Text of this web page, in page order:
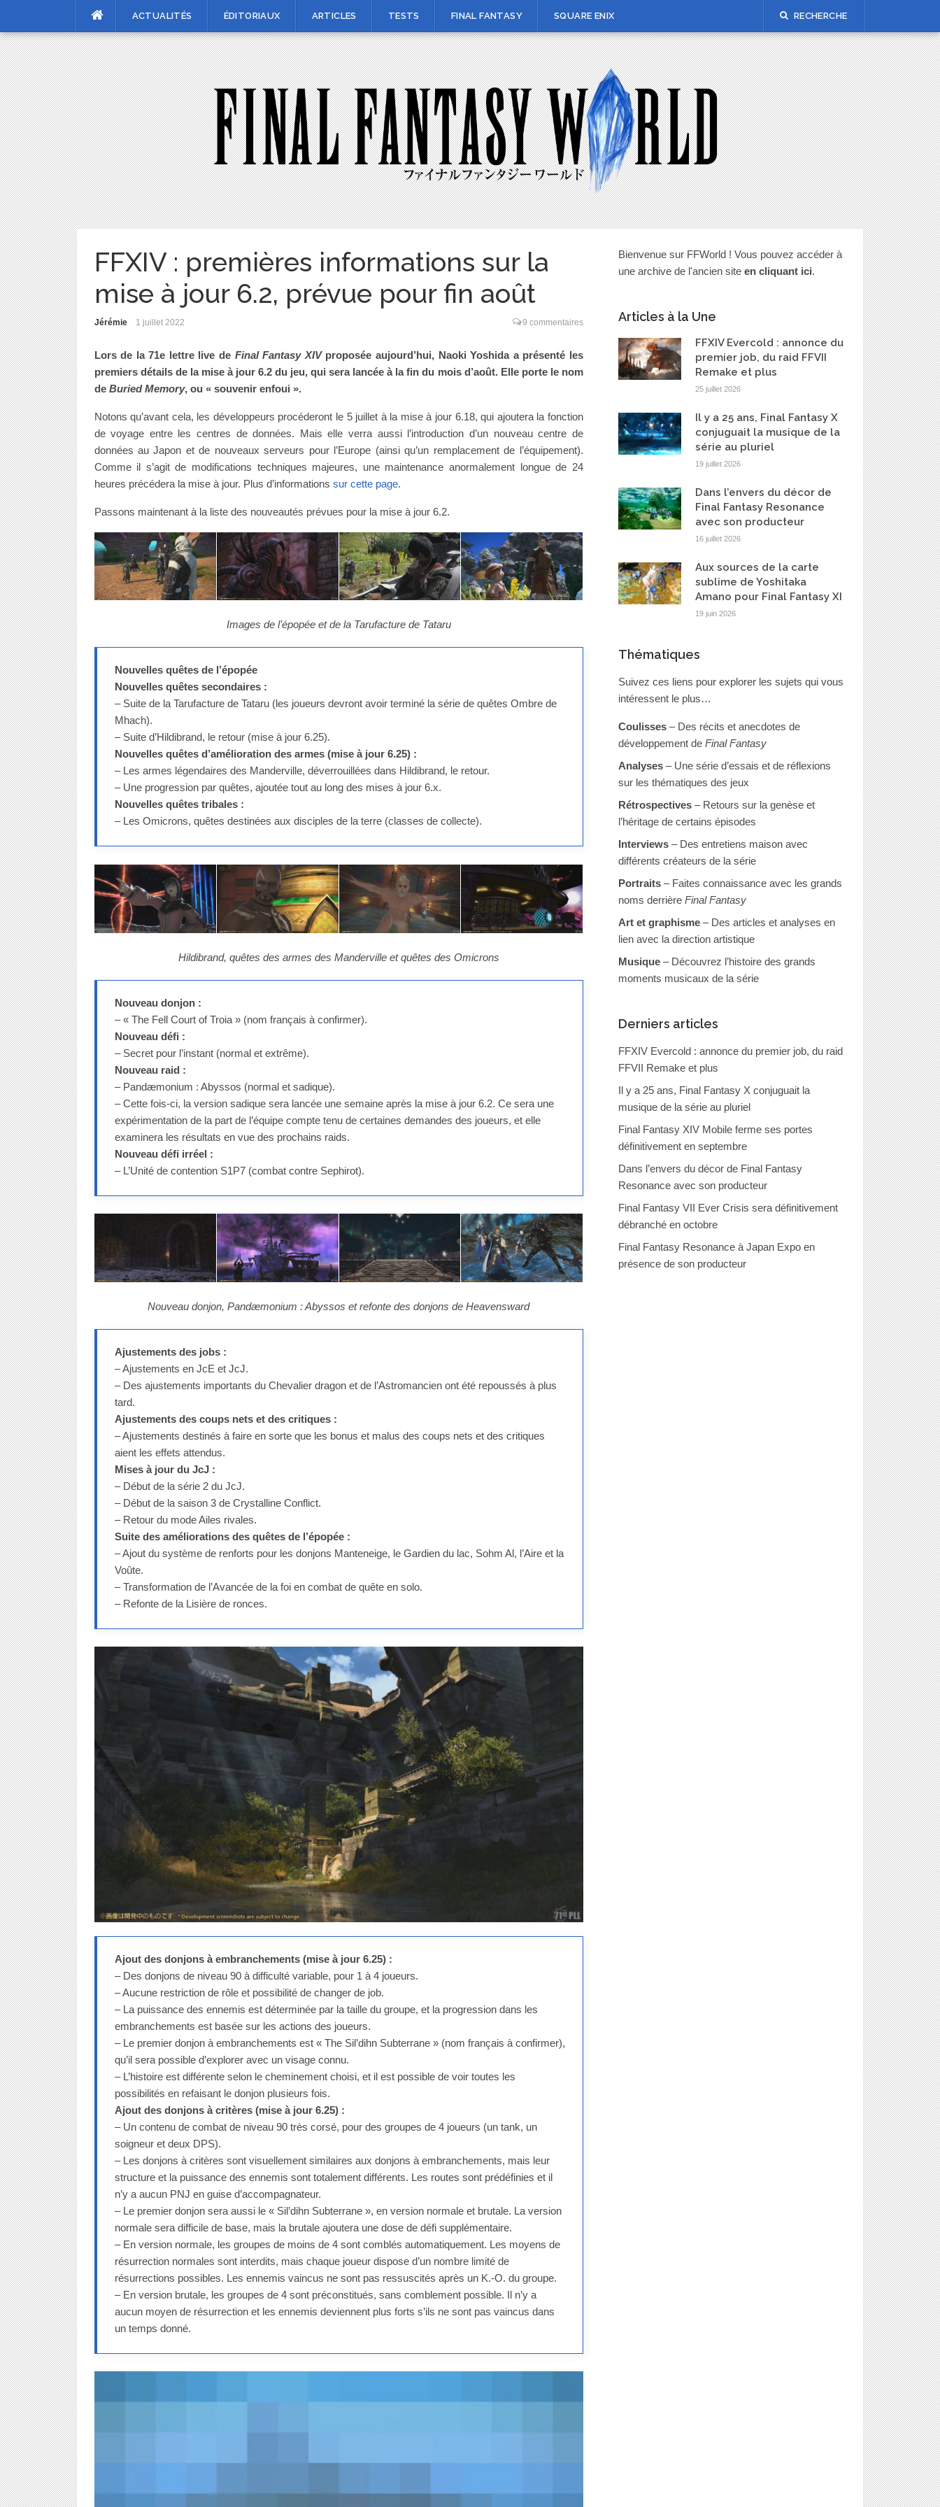
content
ACTUALITÉS ÉDITORIAUX ARTICLES TESTS FINAL FANTASY SQUARE ENIX RECHERCHE
FFXIV : premières informations sur la
mise à jour 6.2, prévue pour fin août
Jérémie 1 juillet 2022 9 commentaires
Lors de la 71e lettre live de Final Fantasy XIVproposée aujourd’hui, Naoki Yoshida a présenté les
premiers détails de la mise à jour 6.2 du jeu, qui sera lancée à la fin du mois d’août. Elle porte le nom
de Buried Memory, ou « souvenir enfoui ».
Notons qu’avant cela, les développeurs procéderont le 5 juillet à la mise à jour 6.18, qui ajoutera la fonction
de voyage entre les centres de données. Mais elle verra aussi l’introduction d’un nouveau centre de
données au Japon et de nouveaux serveurs pour l’Europe (ainsi qu’un remplacement de l’équipement).
Comme il s’agit de modifications techniques majeures, une maintenance anormalement longue de 24
heures précédera la mise à jour. Plus d’informations sur cette page.
Passons maintenant à la liste des nouveautés prévues pour la mise à jour 6.2.
Images de l’épopée et de la Tarufacture de Tataru
Nouvelles quêtes de l’épopée
Nouvelles quêtes secondaires :
– Suite de la Tarufacture de Tataru (les joueurs devront avoir terminé la série de quêtes Ombre de
Mhach).
– Suite d’Hildibrand, le retour (mise à jour 6.25).
Nouvelles quêtes d’amélioration des armes (mise à jour 6.25) :
– Les armes légendaires des Manderville, déverrouillées dans Hildibrand, le retour.
– Une progression par quêtes, ajoutée tout au long des mises à jour 6.x.
Nouvelles quêtes tribales :
– Les Omicrons, quêtes destinées aux disciples de la terre (classes de collecte).
Hildibrand, quêtes des armes des Manderville et quêtes des Omicrons
Nouveau donjon :
– « The Fell Court of Troia » (nom français à confirmer).
Nouveau défi :
– Secret pour l’instant (normal et extrême).
Nouveau raid :
– Pandæmonium : Abyssos (normal et sadique).
– Cette fois-ci, la version sadique sera lancée une semaine après la mise à jour 6.2. Ce sera une
expérimentation de la part de l’équipe compte tenu de certaines demandes des joueurs, et elle
examinera les résultats en vue des prochains raids.
Nouveau défi irréel :
– L’Unité de contention S1P7 (combat contre Sephirot).
Nouveau donjon, Pandæmonium : Abyssos et refonte des donjons de Heavensward
Ajustements des jobs :
– Ajustements en JcE et JcJ.
– Des ajustements importants du Chevalier dragon et de l’Astromancien ont été repoussés à plus
tard.
Ajustements des coups nets et des critiques :
– Ajustements destinés à faire en sorte que les bonus et malus des coups nets et des critiques
aient les effets attendus.
Mises à jour du JcJ :
– Début de la série 2 du JcJ.
– Début de la saison 3 de Crystalline Conflict.
– Retour du mode Ailes rivales.
Suite des améliorations des quêtes de l’épopée :
– Ajout du système de renforts pour les donjons Manteneige, le Gardien du lac, Sohm Al, l’Aire et la
Voûte.
– Transformation de l’Avancée de la foi en combat de quête en solo.
– Refonte de la Lisière de ronces.
Ajout des donjons à embranchements (mise à jour 6.25) :
– Des donjons de niveau 90 à difficulté variable, pour 1 à 4 joueurs.
– Aucune restriction de rôle et possibilité de changer de job.
– La puissance des ennemis est déterminée par la taille du groupe, et la progression dans les
embranchements est basée sur les actions des joueurs.
– Le premier donjon à embranchements est « The Sil’dihn Subterrane » (nom français à confirmer),
qu’il sera possible d’explorer avec un visage connu.
– L’histoire est différente selon le cheminement choisi, et il est possible de voir toutes les
possibilités en refaisant le donjon plusieurs fois.
Ajout des donjons à critères (mise à jour 6.25) :
– Un contenu de combat de niveau 90 très corsé, pour des groupes de 4 joueurs (un tank, un
soigneur et deux DPS).
– Les donjons à critères sont visuellement similaires aux donjons à embranchements, mais leur
structure et la puissance des ennemis sont totalement différents. Les routes sont prédéfinies et il
n’y a aucun PNJ en guise d’accompagnateur.
– Le premier donjon sera aussi le « Sil’dihn Subterrane », en version normale et brutale. La version
normale sera difficile de base, mais la brutale ajoutera une dose de défi supplémentaire.
– En version normale, les groupes de moins de 4 sont comblés automatiquement. Les moyens de
résurrection normales sont interdits, mais chaque joueur dispose d’un nombre limité de
résurrections possibles. Les ennemis vaincus ne sont pas ressuscités après un K.-O. du groupe.
– En version brutale, les groupes de 4 sont préconstitués, sans comblement possible. Il n’y a
aucun moyen de résurrection et les ennemis deviennent plus forts s’ils ne sont pas vaincus dans
un temps donné.
Bienvenue sur FFWorld ! Vous pouvez accéder à
une archive de l'ancien site en cliquant ici.
Articles à la Une
FFXIV Evercold : annonce du
premier job, du raid FFVII
Remake et plus
25 juillet 2026
Il y a 25 ans, Final Fantasy X
conjuguait la musique de la
série au pluriel
19 juillet 2026
Dans l’envers du décor de
Final Fantasy Resonance
avec son producteur
16 juillet 2026
Aux sources de la carte
sublime de Yoshitaka
Amano pour Final Fantasy XI
19 juin 2026
Thématiques
Suivez ces liens pour explorer les sujets qui vous
intéressent le plus…
Coulisses– Des récits et anecdotes de
développement de Final Fantasy
Analyses– Une série d’essais et de réflexions
sur les thématiques des jeux
Rétrospectives– Retours sur la genèse et
l’héritage de certains épisodes
Interviews– Des entretiens maison avec
différents créateurs de la série
Portraits– Faites connaissance avec les grands
noms derrière Final Fantasy
Art et graphisme– Des articles et analyses en
lien avec la direction artistique
Musique– Découvrez l’histoire des grands
moments musicaux de la série
Derniers articles
FFXIV Evercold : annonce du premier job, du raid
FFVII Remake et plus
Il y a 25 ans, Final Fantasy X conjuguait la
musique de la série au pluriel
Final Fantasy XIV Mobile ferme ses portes
définitivement en septembre
Dans l’envers du décor de Final Fantasy
Resonance avec son producteur
Final Fantasy VII Ever Crisis sera définitivement
débranché en octobre
Final Fantasy Resonance à Japan Expo en
présence de son producteur